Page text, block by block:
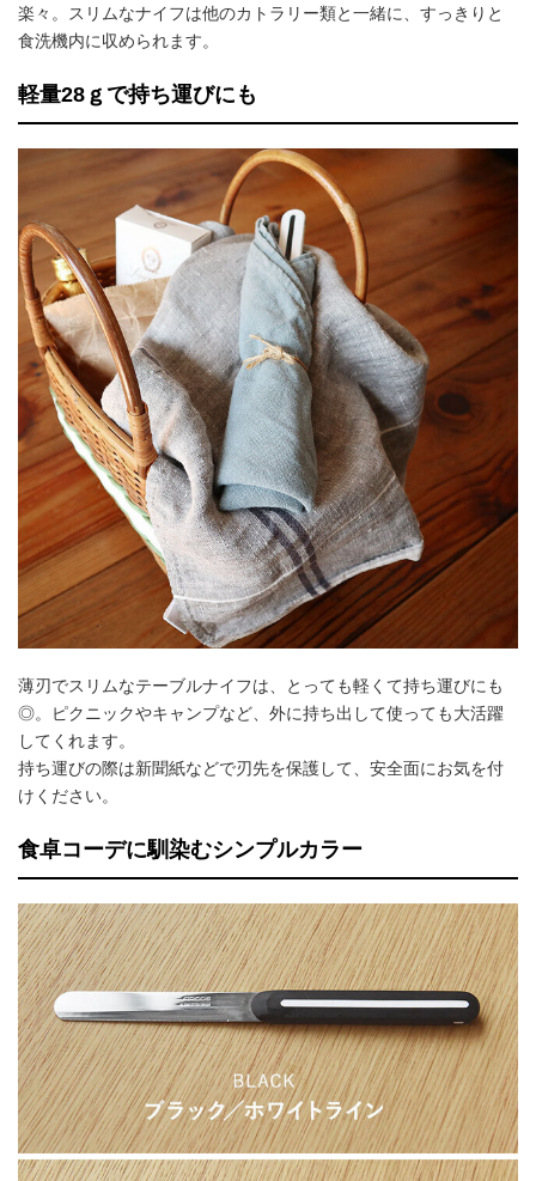
楽々。スリムなナイフは他のカトラリー類と一緒に、すっきりと
食洗機内に収められます。
軽量28ｇで持ち運びにも
薄刃でスリムなテーブルナイフは、とっても軽くて持ち運びにも
◎。ピクニックやキャンプなど、外に持ち出して使っても大活躍
してくれます。
持ち運びの際は新聞紙などで刃先を保護して、安全面にお気を付
けください。
食卓コーデに馴染むシンプルカラー